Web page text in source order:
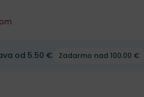
od 5.50 € Zadarmo nad 100.00 €